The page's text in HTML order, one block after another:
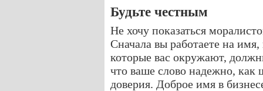
Будьте честным
Не хочу показаться
Сначала вы работаете на
которые вас окружают,
что ваше слово надежно, как
доверия. Доброе имя в